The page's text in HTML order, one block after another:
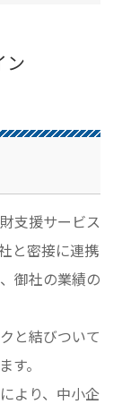
ン
支援サービス
と密接に連携
御社の業績の
と結びついて
す。
より、中小企